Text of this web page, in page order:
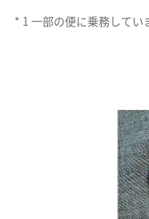
* 1 一部の便に乗務してい